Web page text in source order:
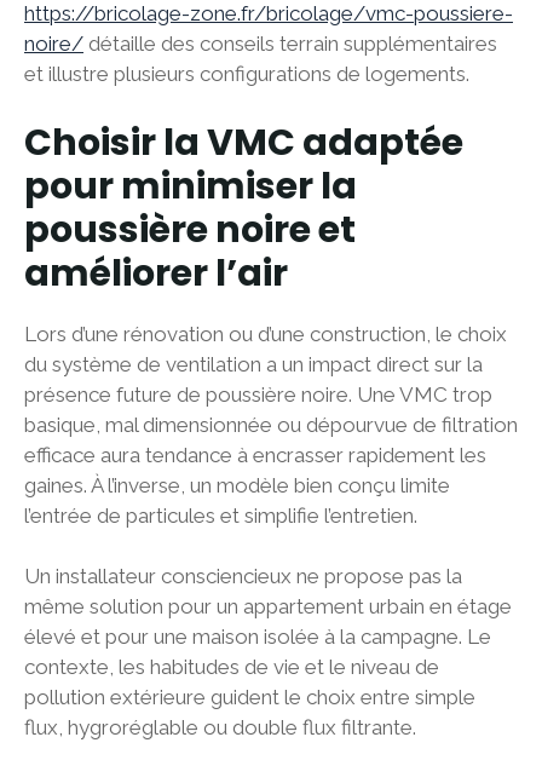
https://bricolage-zone.fr/bricolage/vmc-poussiere-
noire/ détaille des conseils terrain supplémentaires
et illustre plusieurs configurations de logements.
Choisir la VMC adaptée
pour minimiser la
poussière noire et
améliorer l’air
Lors d’une rénovation ou d’une construction, le choix
du système de ventilation a un impact direct sur la
présence future de poussière noire. Une VMC trop
basique, mal dimensionnée ou dépourvue de filtration
efficace aura tendance à encrasser rapidement les
gaines. À l’inverse, un modèle bien conçu limite
l’entrée de particules et simplifie l’entretien.
Un installateur consciencieux ne propose pas la
même solution pour un appartement urbain en étage
élevé et pour une maison isolée à la campagne. Le
contexte, les habitudes de vie et le niveau de
pollution extérieure guident le choix entre simple
flux, hygroréglable ou double flux filtrante.